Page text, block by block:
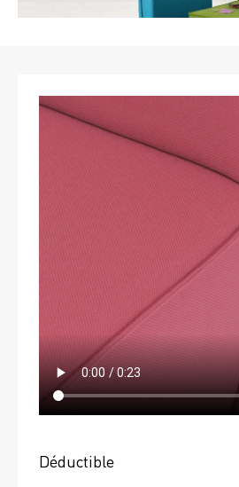
Déductible